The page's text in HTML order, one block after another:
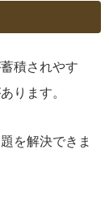
積されやす
ります。
を解決できま